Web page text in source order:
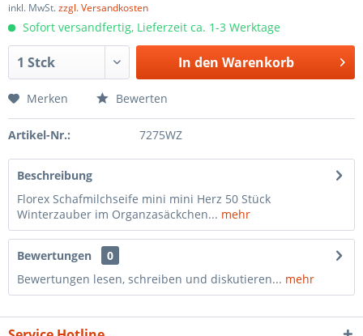
inkl. MwSt.zzgl. Versandkosten
Sofort versandfertig, Lieferzeit ca. 1-3 Werktage
In den Warenkorb
Merken Bewerten
Artikel-Nr.: 7275WZ
Beschreibung
Florex Schafmilchseife mini mini Herz 50 Stück
Winterzauber im Organzasäckchen... mehr
Bewertungen
0
Bewertungen lesen, schreiben und diskutieren... mehr